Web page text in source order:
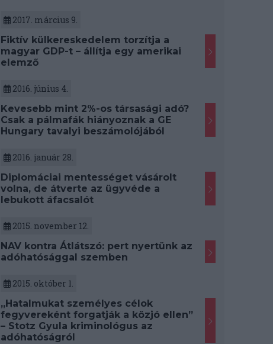
2017. március 9.
Fiktív külkereskedelem torzítja a
magyar GDP-t – állítja egy amerikai
elemző
2016. június 4.
Kevesebb mint 2%-os társasági adó?
Csak a pálmafák hiányoznak a GE
Hungary tavalyi beszámolójából
2016. január 28.
Diplomáciai mentességet vásárolt
volna, de átverte az ügyvéde a
lebukott áfacsalót
2015. november 12.
NAV kontra Átlátszó: pert nyertünk az
adóhatósággal szemben
2015. október 1.
„Hatalmukat személyes célok
fegyvereként forgatják a közjó ellen”
– Stotz Gyula kriminológus az
adóhatóságról